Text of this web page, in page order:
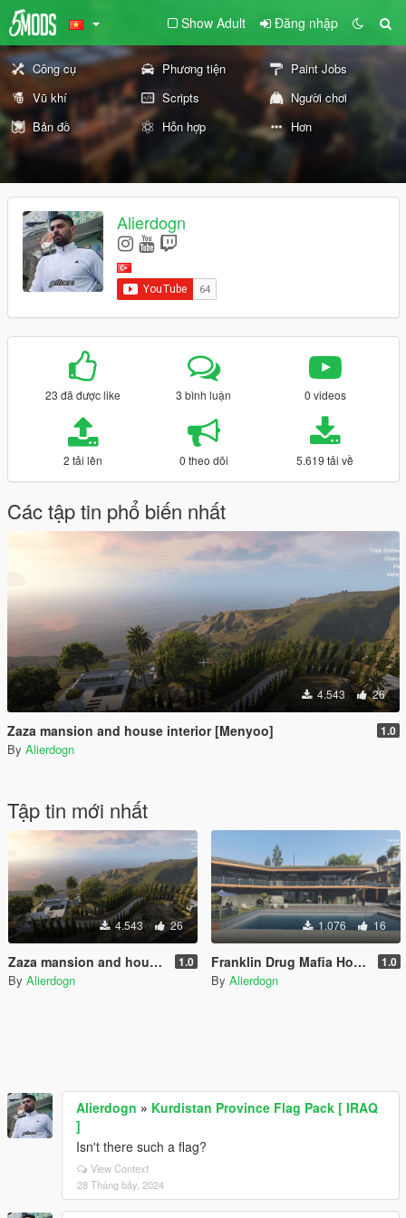
Show Adult Đăng nhập
Công cụ Phương tiện
Paint Jobs
Vũ khí
Scripts
Người chơi
Bản đồ
Hỗn hợp Hơn
Alierdogn
23 đã được like 3 bình luận 0 videos
2 tải lên 0 theo dõi 5.619 tải về
Các tập tin phổ biến nhất
4.543 26
Zaza mansion and house interior [Menyoo] 1.0
By Alierdogn
Tập tin mới nhất
4.543 26
Zaza mansion and house interior [Menyoo] 1.0
By Alierdogn
1.076 16
Franklin Drug Mafia House (Menyoo) 1.0
By Alierdogn
Alierdogn » Kurdistan Province Flag Pack [ IRAQ
]
Isn't there such a flag?
View Context
28 Tháng bảy, 2024